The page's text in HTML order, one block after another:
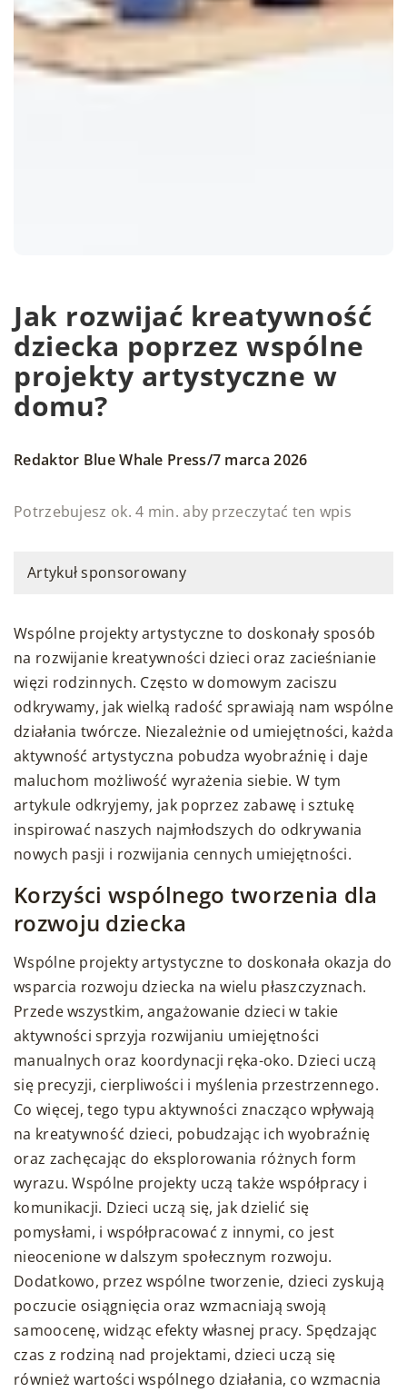
Jak rozwijać kreatywność
dziecka poprzez wspólne
projekty artystyczne w
domu?
Redaktor Blue Whale Press/7 marca 2026
Potrzebujesz ok. 4 min. aby przeczytać ten wpis
Artykuł sponsorowany
Wspólne projekty artystyczne to doskonały sposób
na rozwijanie kreatywności dzieci oraz zacieśnianie
więzi rodzinnych. Często w domowym zaciszu
odkrywamy, jak wielką radość sprawiają nam wspólne
działania twórcze. Niezależnie od umiejętności, każda
aktywność artystyczna pobudza wyobraźnię i daje
maluchom możliwość wyrażenia siebie. W tym
artykule odkryjemy, jak poprzez zabawę i sztukę
inspirować naszych najmłodszych do odkrywania
nowych pasji i rozwijania cennych umiejętności.
Korzyści wspólnego tworzenia dla
rozwoju dziecka
Wspólne projekty artystyczne to doskonała okazja do
wsparcia rozwoju dziecka na wielu płaszczyznach.
Przede wszystkim, angażowanie dzieci w takie
aktywności sprzyja rozwijaniu umiejętności
manualnych oraz koordynacji ręka-oko. Dzieci uczą
się precyzji, cierpliwości i myślenia przestrzennego.
Co więcej, tego typu aktywności znacząco wpływają
na kreatywność dzieci, pobudzając ich wyobraźnię
oraz zachęcając do eksplorowania różnych form
wyrazu. Wspólne projekty uczą także współpracy i
komunikacji. Dzieci uczą się, jak dzielić się
pomysłami, i współpracować z innymi, co jest
nieocenione w dalszym społecznym rozwoju.
Dodatkowo, przez wspólne tworzenie, dzieci zyskują
poczucie osiągnięcia oraz wzmacniają swoją
samoocenę, widząc efekty własnej pracy. Spędzając
czas z rodziną nad projektami, dzieci uczą się
również wartości wspólnego działania, co wzmacnia